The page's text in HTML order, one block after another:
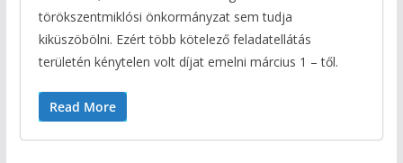
törökszentmiklósi önkormányzat sem tudja
kiküszöbölni. Ezért több kötelező feladatellátás
területén kénytelen volt díjat emelni március 1 – től.
Read More